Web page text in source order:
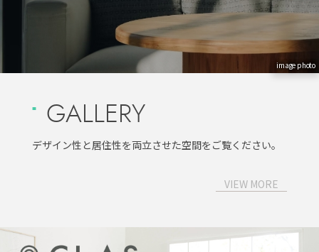
image photo
GALLERY
デザイン性と居住性を両立させた空間をご覧ください。
VIEW MORE